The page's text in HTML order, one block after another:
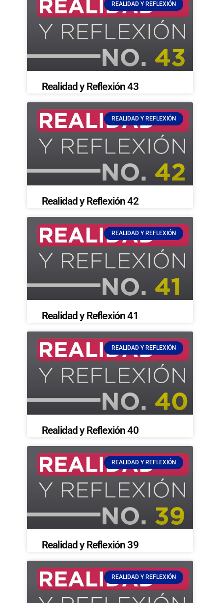
REALIDAD Y REFLEXIÓN
Realidad y Reflexión 43
REALIDAD Y REFLEXIÓN
Realidad y Reflexión 42
REALIDAD Y REFLEXIÓN
Realidad y Reflexión 41
REALIDAD Y REFLEXIÓN
Realidad y Reflexión 40
REALIDAD Y REFLEXIÓN
Realidad y Reflexión 39
REALIDAD Y REFLEXIÓN